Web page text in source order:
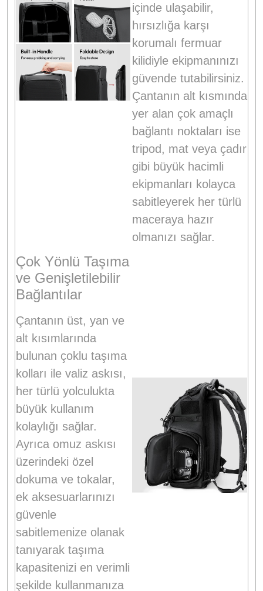
içinde ulaşabilir,
hırsızlığa karşı
korumalı fermuar
kilidiyle ekipmanınızı
güvende tutabilirsiniz.
Çantanın alt kısmında
yer alan çok amaçlı
bağlantı noktaları ise
tripod, mat veya çadır
gibi büyük hacimli
ekipmanları kolayca
sabitleyerek her türlü
maceraya hazır
olmanızı sağlar.
Çok Yönlü Taşıma
ve Genişletilebilir
Bağlantılar
Çantanın üst, yan ve
alt kısımlarında
bulunan çoklu taşıma
kolları ile valiz askısı,
her türlü yolculukta
büyük kullanım
kolaylığı sağlar.
Ayrıca omuz askısı
üzerindeki özel
dokuma ve tokalar,
ek aksesuarlarınızı
güvenle
sabitlemenize olanak
tanıyarak taşıma
kapasitenizi en verimli
şekilde kullanmanıza